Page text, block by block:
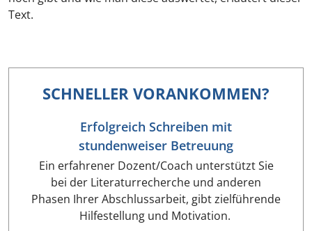
Text.
SCHNELLER VORANKOMMEN?
Erfolgreich Schreiben mit
stundenweiser Betreuung
Ein erfahrener Dozent/Coach unterstützt Sie
bei der Literaturrecherche und anderen
Phasen Ihrer Abschlussarbeit, gibt zielführende
Hilfestellung und Motivation.